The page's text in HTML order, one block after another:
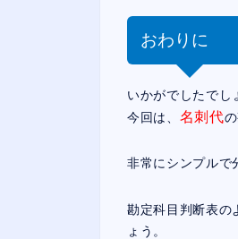
おわりに
いかがでしたでし
今回は、 名刺代
非常にシンプルで
勘定科目判断表の
ょう。